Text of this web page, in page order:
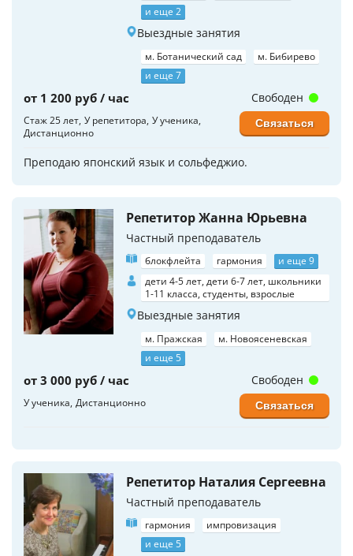
и еще 2
Выездные занятия
м. Ботанический сад
м. Бибирево
и еще 7
от 1 200 руб / час
Стаж 25 лет У репетитора У ученика
Дистанционно
Преподаю японский язык и сольфеджио.
Свободен
Связаться
Репетитор Жанна Юрьевна
Частный преподаватель
блокфлейта гармония
и еще 9
дети 4-5 лет, дети 6-7 лет, школьники
1-11 класса, студенты, взрослые
Выездные занятия
м. Пражская
м. Новоясеневская
и еще 5
от 3 000 руб / час
У ученика Дистанционно
Свободен
Связаться
Репетитор Наталия Сергеевна
Частный преподаватель
гармония
импровизация
и еще 5